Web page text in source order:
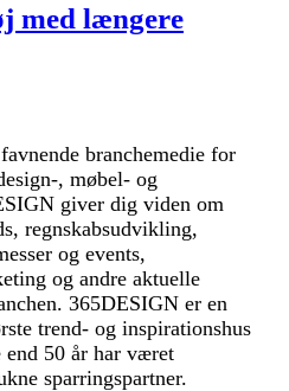
med længere
branchemedie for
, møbel- og
giver dig viden om
regnskabsudvikling,
og events,
og andre aktuelle
365DESIGN er en
trend- og inspirationshus
end 50 år har været
sparringspartner.